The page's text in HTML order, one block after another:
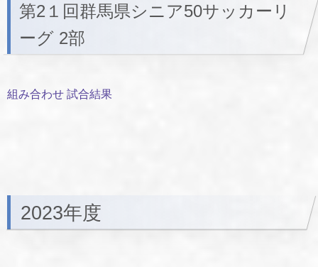
第2１回群馬県シニア50サッカーリ
ーグ 2部
組み合わせ 試合結果
2023年度